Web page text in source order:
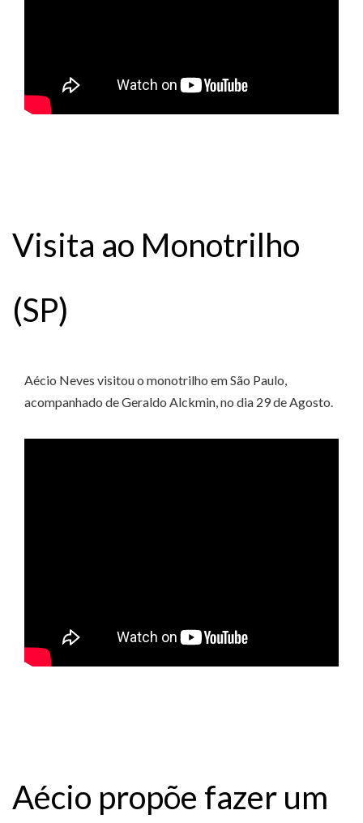
Visita ao Monotrilho
(SP)
Aécio Neves visitou o monotrilho em São Paulo,
acompanhado de Geraldo Alckmin, no dia 29 de Agosto.
Aécio propõe fazer um